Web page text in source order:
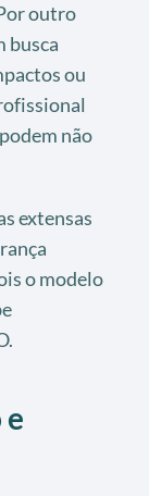
outro
busca
ou
não
extensas
o modelo